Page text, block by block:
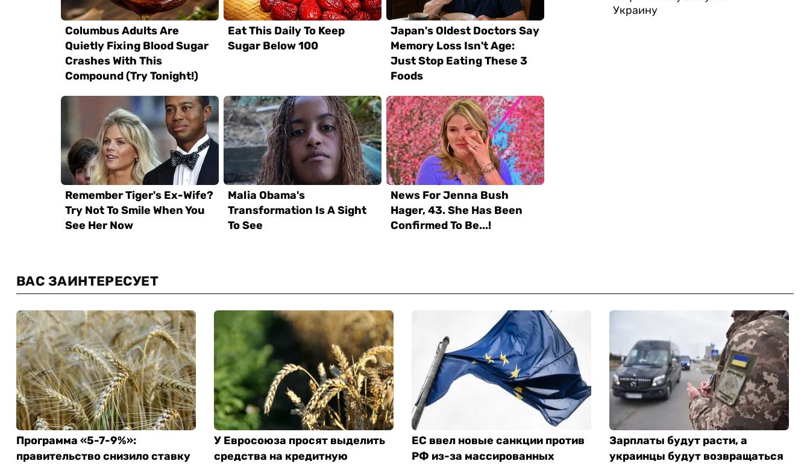
Украину
ВАС ЗАИНТЕРЕСУЕТ
Программа «5-7-9%»:
правительство снизило ставку
У Евросоюза просят выделить
средства на кредитную
ЕС ввел новые санкции против
РФ из-за массированных
Зарплаты будут расти, а
украинцы будут возвращаться